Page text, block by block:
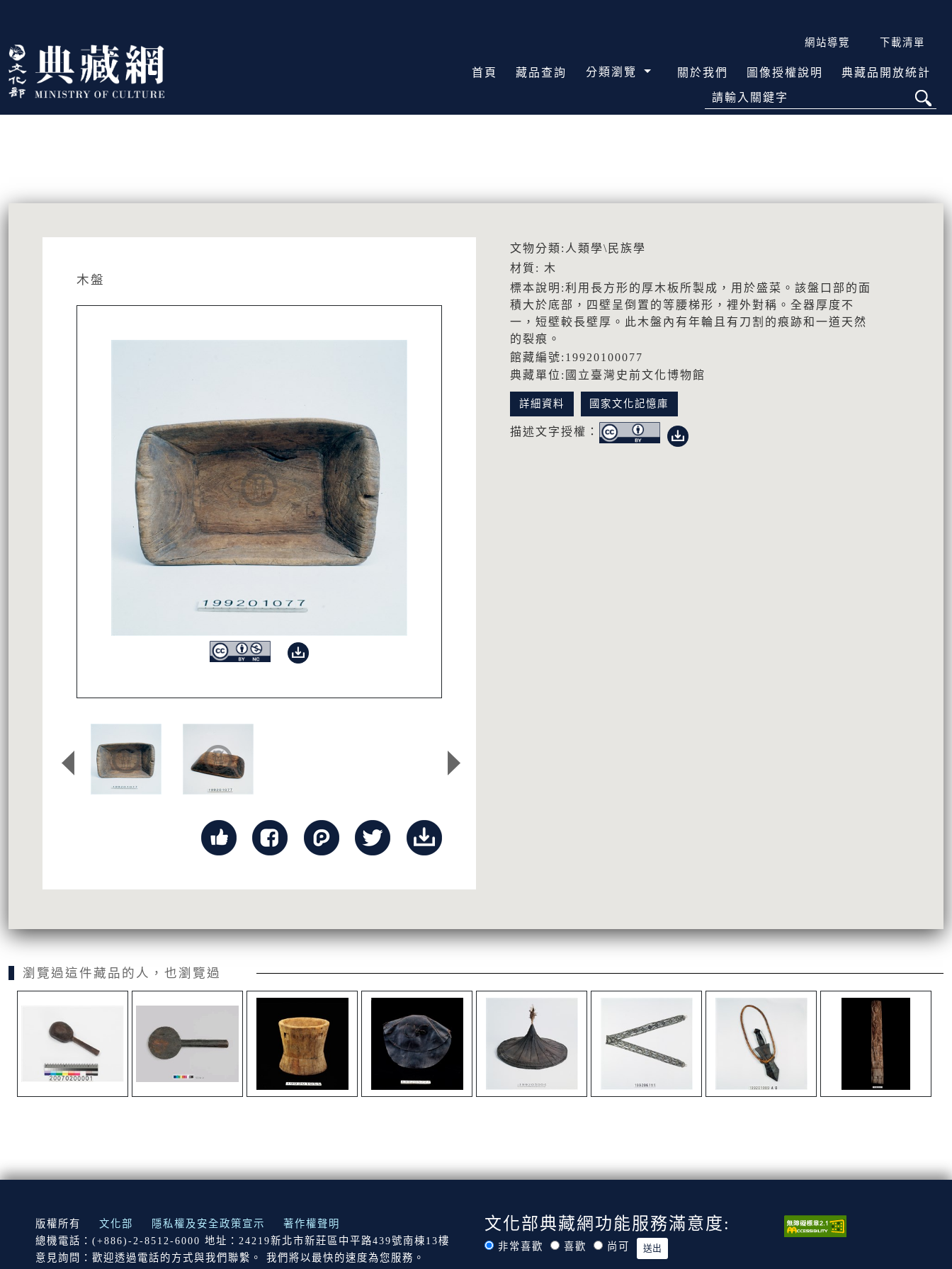
:::
網站導覽 下載清單
首頁 藏品查詢 分類瀏覽 關於我們 圖像授權說明 典藏品開放統計
請輸入關鍵字
木盤
文物分類:人類學\民族學
材質: 木
標本說明:利用長方形的厚木板所製成，用於盛菜。該盤口部的面
積大於底部，四壁呈倒置的等腰梯形，裡外對稱。全器厚度不
一，短壁較長壁厚。此木盤內有年輪且有刀割的痕跡和一道天然
的裂痕。
館藏編號:19920100077
典藏單位:國立臺灣史前文化博物館
詳細資料 國家文化記憶庫
描述文字授權：
瀏覽過這件藏品的人，也瀏覽過
:::
版權所有 文化部 隱私權及安全政策宣示
著作權聲明
總機電話：(+886)-2-8512-6000 地址：24219新北市新莊區中平路439號南棟13樓
意見詢問：歡迎透過電話的方式與我們聯繫。 我們將以最快的速度為您服務。
文化部典藏網功能服務滿意度:
非常喜歡 喜歡 尚可